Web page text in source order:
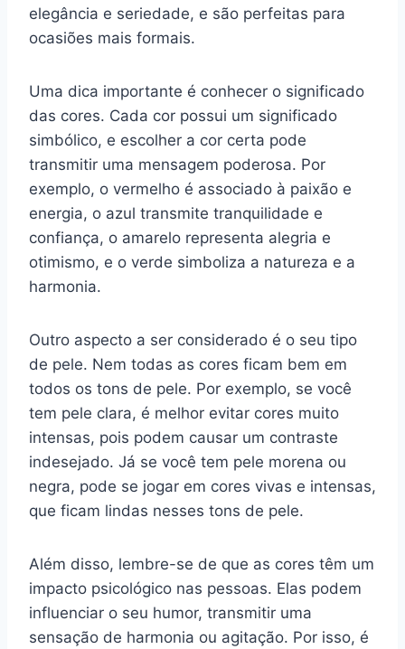
elegância e seriedade, e são perfeitas para
ocasiões mais formais.
Uma dica importante é conhecer o significado
das cores. Cada cor possui um significado
simbólico, e escolher a cor certa pode
transmitir uma mensagem poderosa. Por
exemplo, o vermelho é associado à paixão e
energia, o azul transmite tranquilidade e
confiança, o amarelo representa alegria e
otimismo, e o verde simboliza a natureza e a
harmonia.
Outro aspecto a ser considerado é o seu tipo
de pele. Nem todas as cores ficam bem em
todos os tons de pele. Por exemplo, se você
tem pele clara, é melhor evitar cores muito
intensas, pois podem causar um contraste
indesejado. Já se você tem pele morena ou
negra, pode se jogar em cores vivas e intensas,
que ficam lindas nesses tons de pele.
Além disso, lembre-se de que as cores têm um
impacto psicológico nas pessoas. Elas podem
influenciar o seu humor, transmitir uma
sensação de harmonia ou agitação. Por isso, é